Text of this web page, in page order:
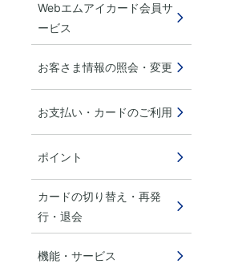
Webエムアイカード会員サ
ービス
お客さま情報の照会・変更
お支払い・カードのご利用
ポイント
カードの切り替え・再発
行・退会
機能・サービス